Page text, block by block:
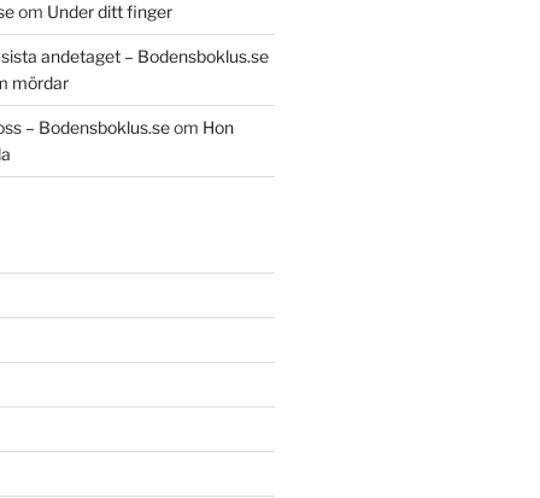
om Under ditt finger
andetaget – Bodensboklus.se
mördar
– Bodensboklus.seom Hon